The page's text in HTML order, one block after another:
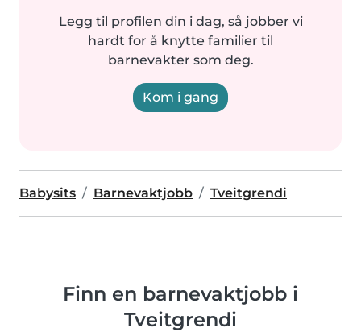
Legg til profilen din i dag, så jobber vi
hardt for å knytte familier til
barnevakter som deg.
Kom i gang
Babysits Barnevaktjobb Tveitgrendi
Finn en barnevaktjobb i
Tveitgrendi